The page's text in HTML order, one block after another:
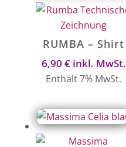
RUMBA – Shirt
6,90 € inkl. MwSt.
Enthält 7% MwSt.